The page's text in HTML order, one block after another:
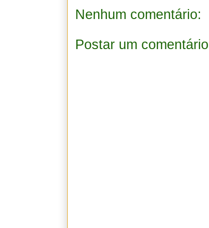
Nenhum comentário:
Postar um comentário